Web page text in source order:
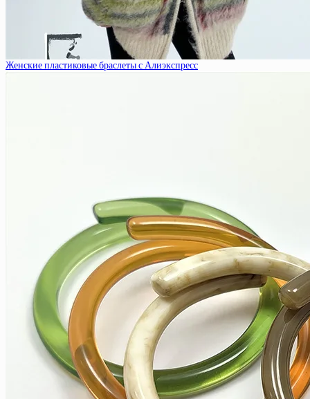
Женские пластиковые браслеты с Алиэкспресс